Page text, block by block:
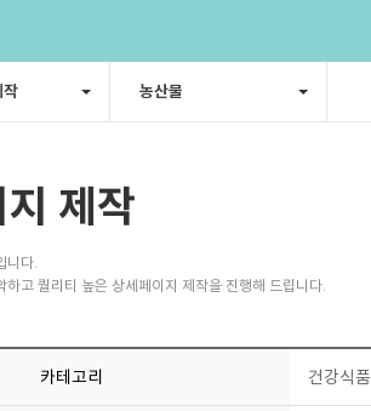
작 농산물
제작
니다.
하고 퀄리티 높은 상세페이지 제작을 진행해 드립니다.
카테고리 건강식품